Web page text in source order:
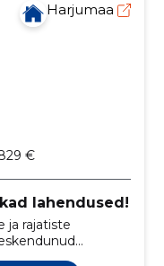
Harjumaa
€
lahendused!
ja rajatiste